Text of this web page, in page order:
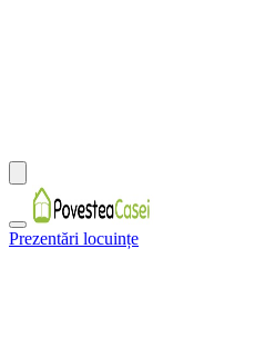
Prezentări locuințe